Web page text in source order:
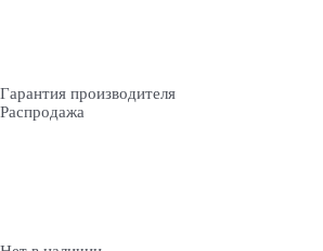
Гарантия производителя
Распродажа